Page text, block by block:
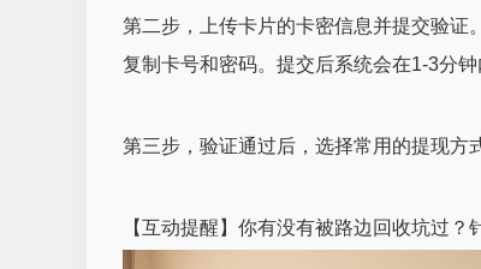
第二步，上传卡片的卡密信息并提交验证
复制卡号和密码。提交后系统会在1-3分
第三步，验证通过后，选择常用的提现方
【互动提醒】你有没有被路边回收坑过